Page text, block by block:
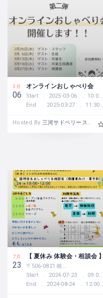
3月
06
オンラインおしゃべり会
Start 2025-03-06
10:00 AM
End
2025-03-27 11:30 AM
Hosted By 三河サドベリースクール・シードーム
7月
23
【 夏休み 体験会・相談会 】
〒506-0821 岐阜県高山市神明町3-53
Start
2024-07-23
09:00 AM
End
2024-08-24 12:00 AM